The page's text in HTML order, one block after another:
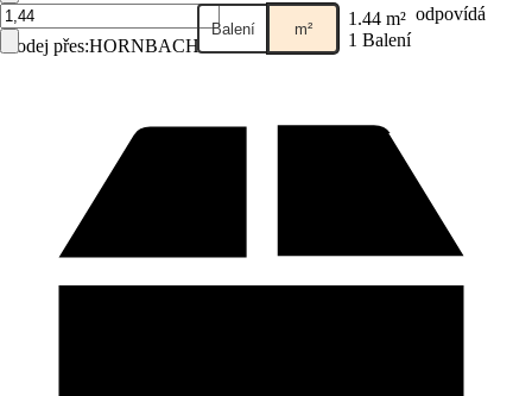
Prodej přes:HORNBACH
Balení m² 1.44 m² odpovídá
1 Balení